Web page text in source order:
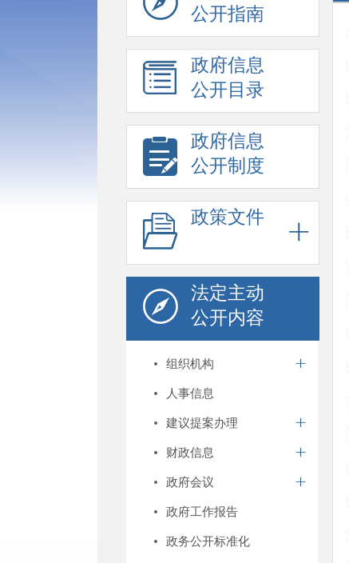
公开指南
政府信息
公开目录
政府信息
公开制度
政策文件
法定主动
公开内容
组织机构
人事信息
建议提案办理
财政信息
政府会议
政府工作报告
政务公开标准化